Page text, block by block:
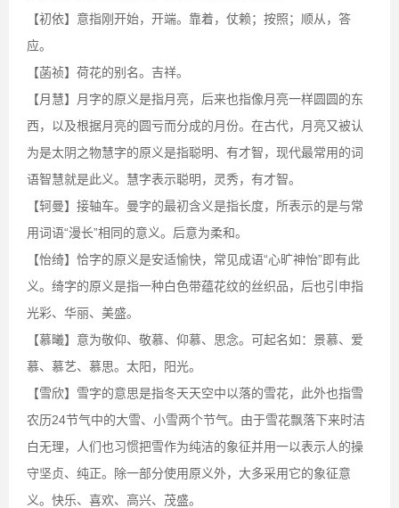
【初依】意指刚开始，开端。靠着，仗赖；按照；顺从，答
应。
【菡祯】荷花的别名。吉祥。
【月慧】月字的原义是指月亮，后来也指像月亮一样圆圆的东
西，以及根据月亮的圆亏而分成的月份。在古代，月亮又被认
为是太阴之物慧字的原义是指聪明、有才智，现代最常用的词
语智慧就是此义。慧字表示聪明，灵秀，有才智。
【轲曼】接轴车。曼字的最初含义是指长度，所表示的是与常
用词语“漫长”相同的意义。后意为柔和。
【怡绮】恰字的原义是安适愉快，常见成语“心旷神怡”即有此
义。绮字的原义是指一种白色带蕴花纹的丝织品，后也引申指
光彩、华丽、美盛。
【慕曦】意为敬仰、敬慕、仰慕、思念。可起名如：景慕、爱
慕、慕艺、慕思。太阳，阳光。
【雪欣】雪字的意思是指冬天天空中以落的雪花，此外也指雪
农历24节气中的大雪、小雪两个节气。由于雪花飘落下来时洁
白无理，人们也习惯把雪作为纯洁的象征并用一以表示人的操
守坚贞、纯正。除一部分使用原义外，大多采用它的象征意
义。快乐、喜欢、高兴、茂盛。